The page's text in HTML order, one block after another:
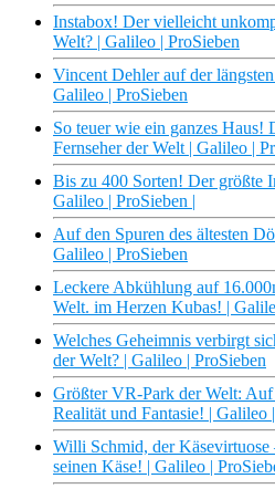
Instabox! Der vielleicht
Welt? | Galileo | ProSieben
Vincent Dehler auf der
Galileo | ProSieben
So teuer wie ein ganzes Haus!
Fernseher der Welt | Galileo |
Bis zu 400 Sorten! Der größte
Galileo | ProSieben |
Auf den Spuren des ältesten
Galileo | ProSieben
Leckere Abkühlung auf
Welt. im Herzen Kubas! |
Welches Geheimnis verbirgt
der Welt? | Galileo | ProSieben
Größter VR-Park der Welt: Auf
Realität und Fantasie! | Galileo
Willi Schmid, der
seinen Käse! | Galileo |